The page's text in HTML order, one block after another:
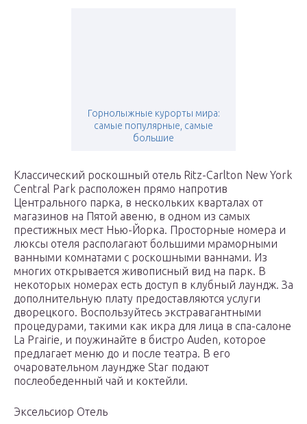
Горнолыжные курорты мира:
самые популярные, самые
большие
Классический роскошный отель Ritz-Carlton New York
Central Park расположен прямо напротив
Центрального парка, в нескольких кварталах от
магазинов на Пятой авеню, в одном из самых
престижных мест Нью-Йорка. Просторные номера и
люксы отеля располагают большими мраморными
ванными комнатами с роскошными ваннами. Из
многих открывается живописный вид на парк. В
некоторых номерах есть доступ в клубный лаундж. За
дополнительную плату предоставляются услуги
дворецкого. Воспользуйтесь экстравагантными
процедурами, такими как икра для лица в спа-салоне
La Prairie, и поужинайте в бистро Auden, которое
предлагает меню до и после театра. В его
очаровательном лаундже Star подают
послеобеденный чай и коктейли.
Эксельсиор Отель